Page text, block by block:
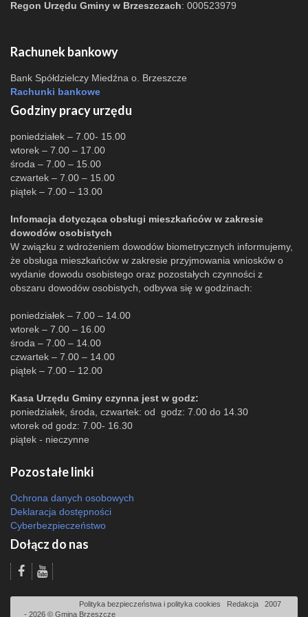
Regon Urzędu Gminy w Brzeszczach: 000523979
Rachunek bankowy
Bank Spółdzielczy Miedźna o. Brzeszcze
Rachunki bankowe
Godziny pracy urzędu
poniedziałek – 7.00- 15.00
wtorek – 7.00 – 17.00
środa – 7.00 – 15.00
czwartek – 7.00 – 15.00
piątek – 7.00 – 13.00
Infomacja dotycząca obsługi mieszkańców w zakresie
dowodów osobistych
W związku z wdrożeniem dowodów biometrycznych informujemy,
że obsługa mieszkańców w zakresie przyjmowania wniosków o
wydanie dowodu osobistego oraz pozostałych czynności z
obszaru dowodów osobistych, odbywa się w godzinach:
poniedziałek – 7.00 – 14.00
wtorek – 7.00 – 16.00
środa – 7.00 – 14.00
czwartek – 7.00 – 14.00
piątek – 7.00 – 12.00
Kasa Urzędu Gminy czynna jest w godz:
poniedziałek, środa, czwartek: od godz: 7.00 do 14.30
wtorek od godz: 7.00- 16.30
piątek - nieczynne
Pozostałe linki
Ochrona danych osobowych
Deklaracja dostępności
Cyberbezpieczeństwo
Dołącz do nas
Polityka bezpieczeństwa i polityka cookies Redakcja
2007
- 2026 © Gmina Brzeszcze